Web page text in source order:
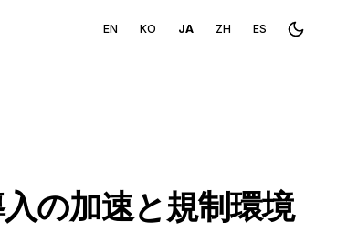
EN KO JA ZH ES Toggle
の加速と規制環境